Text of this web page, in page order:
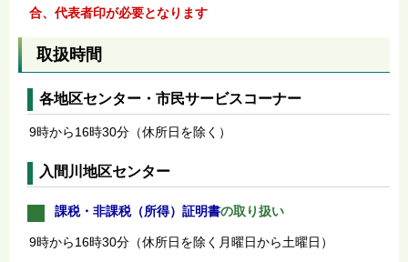
合、代表者印が必要となります
取扱時間
各地区センター・市民サービスコーナー
9時から16時30分（休所日を除く）
入間川地区センター
課税・非課税（所得）証明書の取り扱い
9時から16時30分（休所日を除く月曜日から土曜日）